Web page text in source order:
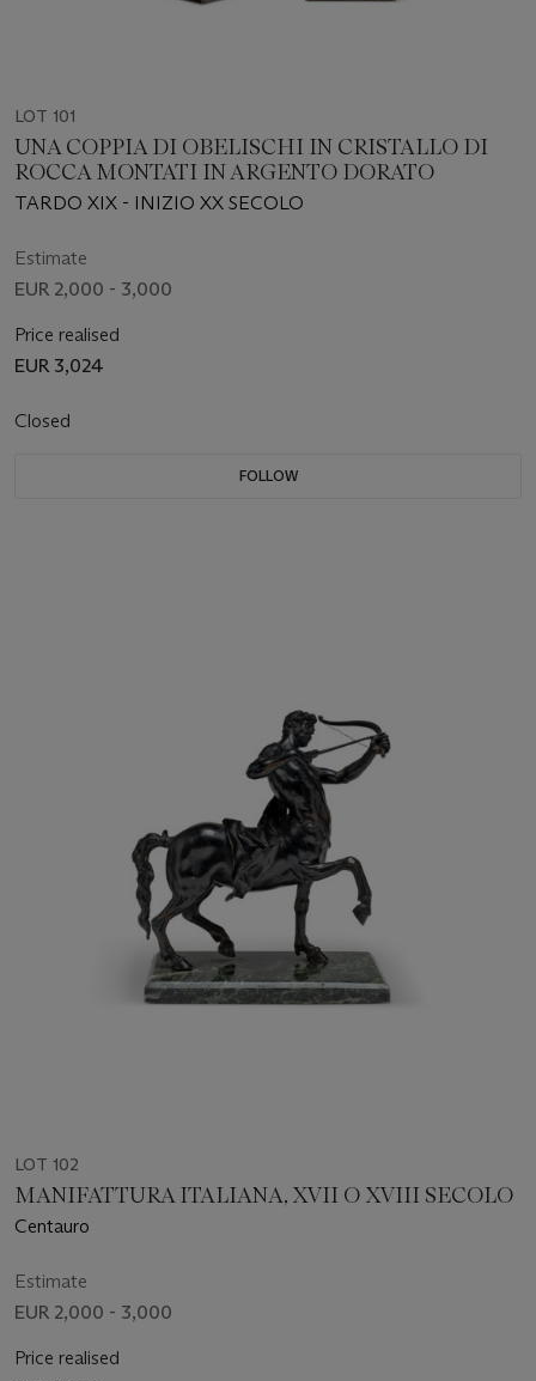
LOT 101
UNA COPPIA DI OBELISCHI IN CRISTALLO DI
ROCCA MONTATI IN ARGENTO DORATO
TARDO XIX - INIZIO XX SECOLO
Estimate
EUR 2,000 - 3,000
Price realised
EUR 3,024
Closed
FOLLOW
LOT 102
MANIFATTURA ITALIANA, XVII O XVIII SECOLO
Centauro
Estimate
EUR 2,000 - 3,000
Price realised